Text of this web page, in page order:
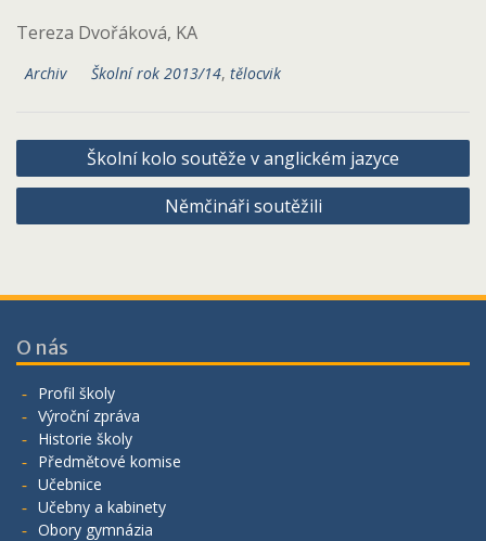
Tereza Dvořáková, KA
Archiv Školní rok 2013/14, tělocvik
Navigace
pro
Školní kolo soutěže v anglickém jazyce
Němčináři soutěžili
O nás
Profil školy
Výroční zpráva
Historie školy
Předmětové komise
Učebnice
Učebny a kabinety
Obory gymnázia